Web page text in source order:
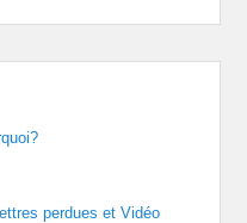
perdues et Vidéo